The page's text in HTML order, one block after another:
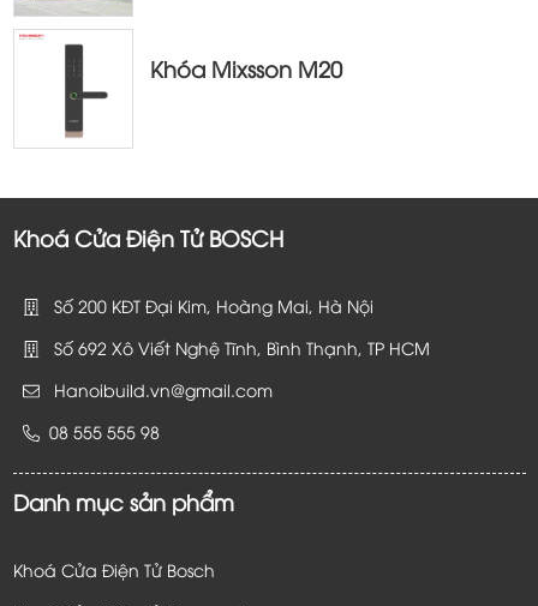
Khóa Mixsson M20
Khoá Cửa Điện Tử BOSCH
Số 200 KĐT Đại Kim, Hoàng Mai, Hà Nội
Số 692 Xô Viết Nghệ Tĩnh, Bình Thạnh, TP HCM
Hanoibuild.vn@gmail.com
08 555 555 98
Danh mục sản phẩm
Khoá Cửa Điện Tử Bosch